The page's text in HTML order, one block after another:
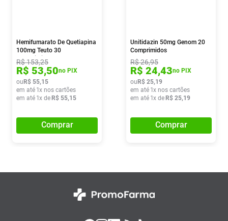
Hemifumarato De Quetiapina
100mg Teuto 30
Comprimidos
R$153,25
R$ 53,50no PIX
ouR$ 55,15
em até 1x nos cartões
em até 1x deR$ 55,15
Comprar
Unitidazin 50mg Genom 20
Comprimidos
R$26,95
R$ 24,43no PIX
ouR$ 25,19
em até 1x nos cartões
em até 1x deR$ 25,19
Comprar